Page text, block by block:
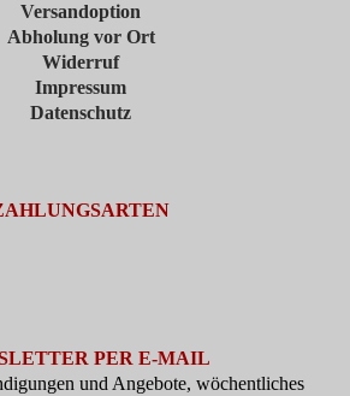
Versandoption
Abholung vor Ort
Widerruf
Impressum
Datenschutz
PER E-MAIL
und Angebote, wöchentliches